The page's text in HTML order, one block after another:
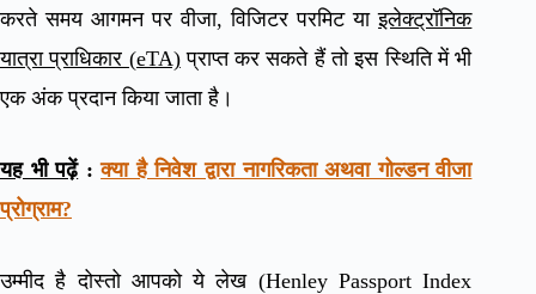
करते समय आगमन पर वीजा, विजिटर परमिट याइलेक्ट्रॉनिक
यात्रा प्राधिकार (eTA)प्राप्त कर सकते हैं तो इस स्थिति में भी
एक अंक प्रदान किया जाता है।
यह भी पढ़ें:क्या है निवेश द्वारा नागरिकता अथवा गोल्डन वीजा
प्रोग्राम?
उम्मीद है दोस्तो आपको ये लेख (Henley Passport Index